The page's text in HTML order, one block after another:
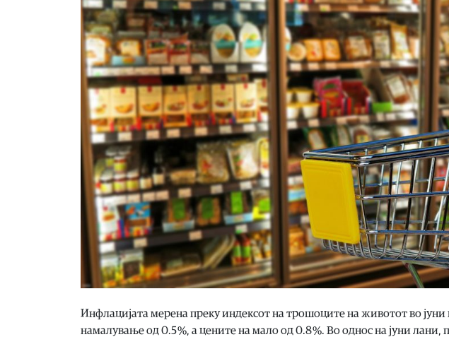
Инфлацијата мерена преку индексот на трошоците на животот во
намалување од 0.5 %, а цените на мало од 0.8 %. Во однос на јуни